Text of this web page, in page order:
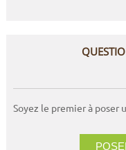
Soyez le premier à poser